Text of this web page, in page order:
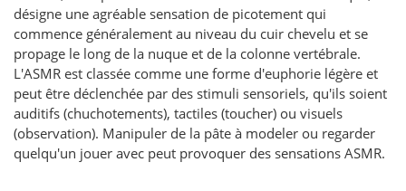
désigne une agréable sensation de picotement qui
commence généralement au niveau du cuir chevelu et se
propage le long de la nuque et de la colonne vertébrale.
L'ASMR est classée comme une forme d'euphorie légère et
peut être déclenchée par des stimuli sensoriels, qu'ils soient
auditifs (chuchotements), tactiles (toucher) ou visuels
(observation). Manipuler de la pâte à modeler ou regarder
quelqu'un jouer avec peut provoquer des sensations ASMR.